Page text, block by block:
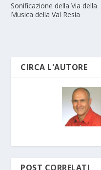
Sonificazione della Via della
Musica della Val Resia
CIRCA L'AUTORE
POST CORRELATI